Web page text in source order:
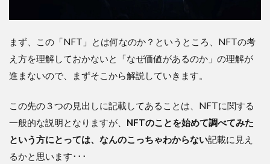
まず、この「NFT」とは何なのか？というところ、NFTの考
え方を理解しておかないと「なぜ価値があるのか」の理解が
進まないので、まずそこから解説していきます。
この先の３つの見出しに記載してあることは、NFTに関する
一般的な説明となりますが、 NFTのことを始めて調べてみた
という方にとっては、なんのこっちゃわからない記載に見え
るかと思います･･･